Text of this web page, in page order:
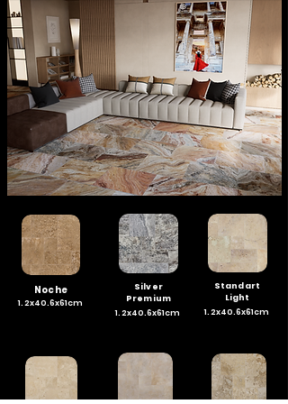
Noche
1.2x40.6x61cm
Silver
Premium
1.2x40.6x61cm
Standart
Light
1.2x40.6x61cm